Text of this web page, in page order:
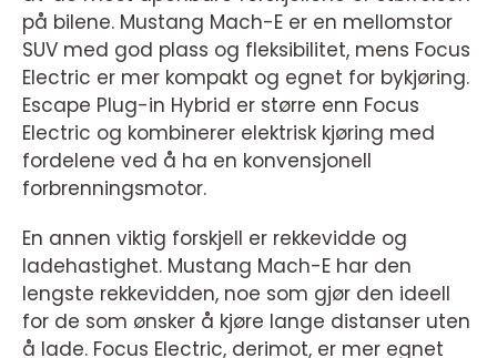
på bilene. Mustang Mach-E er en mellomstor
SUV med god plass og fleksibilitet, mens Focus
Electric er mer kompakt og egnet for bykjøring.
Escape Plug-in Hybrid er større enn Focus
Electric og kombinerer elektrisk kjøring med
fordelene ved å ha en konvensjonell
forbrenningsmotor.
En annen viktig forskjell er rekkevidde og
ladehastighet. Mustang Mach-E har den
lengste rekkevidden, noe som gjør den ideell
for de som ønsker å kjøre lange distanser uten
å lade. Focus Electric, derimot, er mer egnet